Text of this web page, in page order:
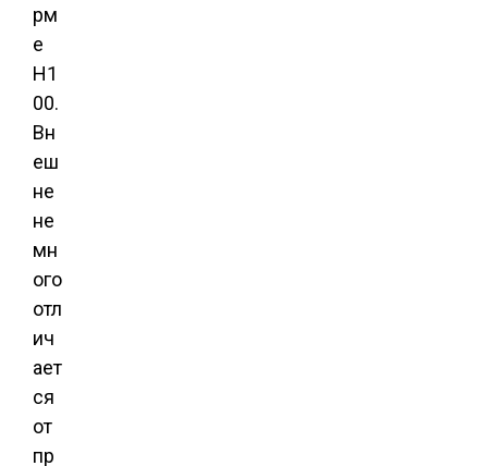
рм
е
Н1
00.
Вн
еш
не
не
мн
ого
отл
ич
ает
ся
от
пр